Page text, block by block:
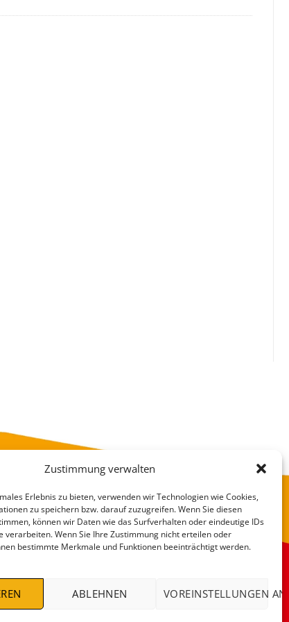
Zustimmung verwalten
Erlebnis zu bieten, verwenden wir Technologien wie Cookies,
zu speichern bzw. darauf zuzugreifen. Wenn Sie diesen
können wir Daten wie das Surfverhalten oder eindeutige IDs
verarbeiten. Wenn Sie Ihre Zustimmung nicht erteilen oder
bestimmte Merkmale und Funktionen beeinträchtigt werden.
ABLEHNEN VOREINSTELLUNGEN